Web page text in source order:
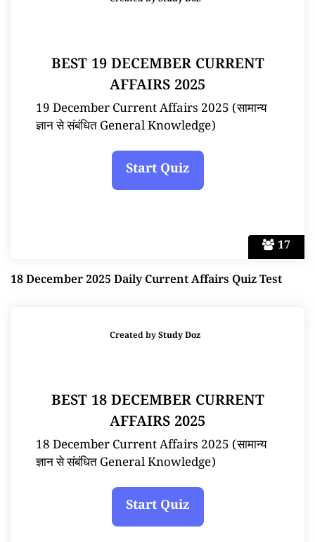
17
BEST 19 DECEMBER CURRENT
AFFAIRS 2025
19 December Current Affairs 2025 (सामान्य
ज्ञान से संबंधित General Knowledge)
18 December 2025 Daily Current Affairs Quiz Test
Created byStudy Doz
BEST 18 DECEMBER CURRENT
AFFAIRS 2025
18 December Current Affairs 2025 (सामान्य
ज्ञान से संबंधित General Knowledge)